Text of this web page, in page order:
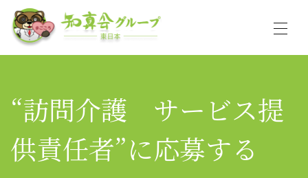
“訪問介護 サービス提
供責任者”に応募する